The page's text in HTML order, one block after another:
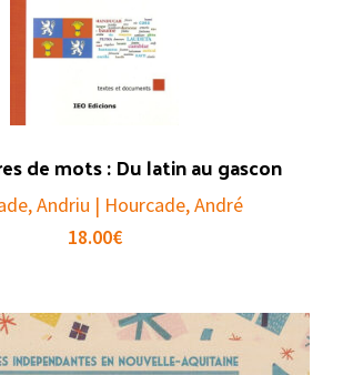
de mots : Du latin au gascon
Andriu | Hourcade, André
18.00€